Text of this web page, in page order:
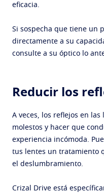
eficacia.
Si sospecha que tiene un
directamente a su
consulte a su óptico lo
Reducir los
A veces, los reflejos en
molestos y hacer que
experiencia incómoda.
tus lentes un tratamiento
el deslumbramiento.
Crizal Drive está